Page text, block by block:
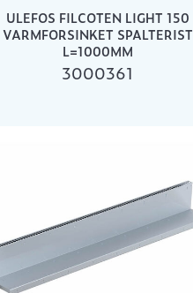
ULEFOS FILCOTEN LIGHT 150
VARMFORSINKET SPALTERIST
L=1000MM
3000361